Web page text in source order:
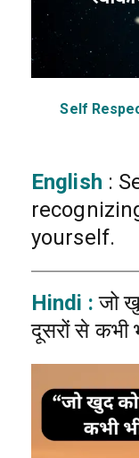
Self
English :
yourself.
Hindi : जो
दूसरों से कभी